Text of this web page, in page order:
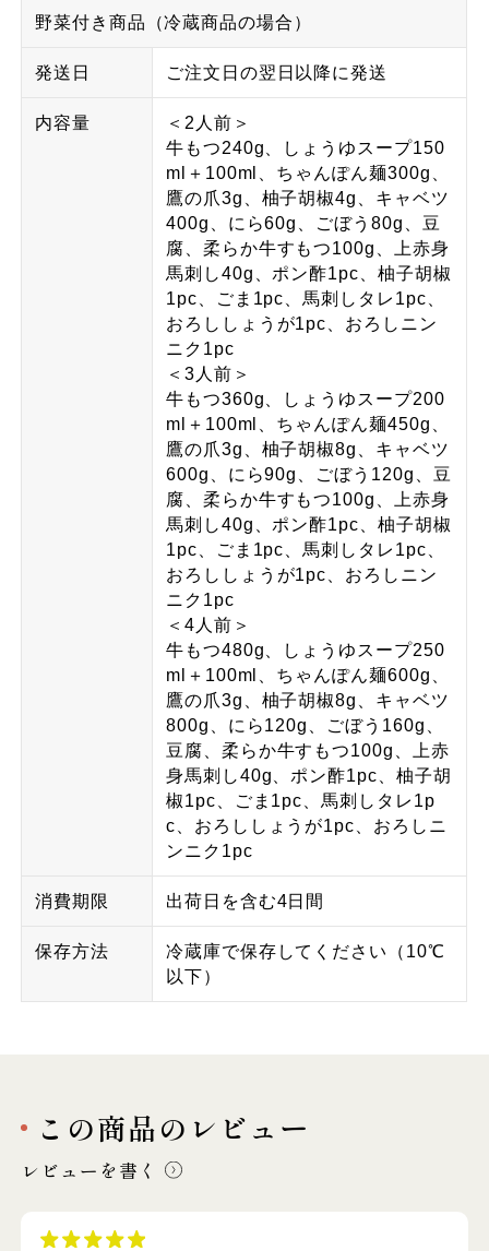
野菜付き商品（冷蔵商品の場合）
発送日 ご注文日の翌日以降に発送
内容量
＜2人前＞
牛もつ240g、しょうゆスープ150
ml＋100ml、ちゃんぽん麺300g、
鷹の爪3g、柚子胡椒4g、キャベツ
400g、にら60g、ごぼう80g、豆
腐、柔らか牛すもつ100g、上赤身
馬刺し40g、ポン酢1pc、柚子胡椒
1pc、ごま1pc、馬刺しタレ1pc、
おろししょうが1pc、おろしニン
ニク1pc
＜3人前＞
牛もつ360g、しょうゆスープ200
ml＋100ml、ちゃんぽん麺450g、
鷹の爪3g、柚子胡椒8g、キャベツ
600g、にら90g、ごぼう120g、豆
腐、柔らか牛すもつ100g、上赤身
馬刺し40g、ポン酢1pc、柚子胡椒
1pc、ごま1pc、馬刺しタレ1pc、
おろししょうが1pc、おろしニン
ニク1pc
＜4人前＞
牛もつ480g、しょうゆスープ250
ml＋100ml、ちゃんぽん麺600g、
鷹の爪3g、柚子胡椒8g、キャベツ
800g、にら120g、ごぼう160g、
豆腐、柔らか牛すもつ100g、上赤
身馬刺し40g、ポン酢1pc、柚子胡
椒1pc、ごま1pc、馬刺しタレ1p
c、おろししょうが1pc、おろしニ
ンニク1pc
消費期限 出荷日を含む4日間
保存方法
冷蔵庫で保存してください（10℃
以下）
この商品のレビュー
レビューを書く